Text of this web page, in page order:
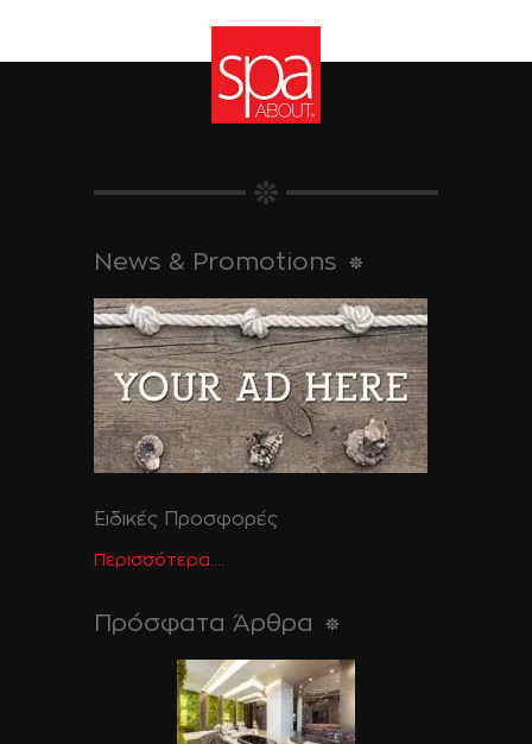
News & Promotions
Ειδικές Προσφορές
Περισσότερα....
Πρόσφατα Άρθρα